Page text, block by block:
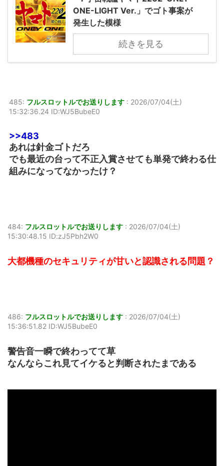
ONE-LIGHT Ver.」でゴト事案が
発生した模様
続きを見る
485: フルスロットルでお送りします : 2026/07/04(土)
15:32:36.24 ID:WJ5BubeE0
>>483
あれは針金ゴトだろ
でも最近の台って不正入賞させても単発で終わる仕
組みになってなかったけ？
484: フルスロットルでお送りします : 2026/07/04(土)
15:30:48.15 ID:zJ5Pbh2W0
大都機種のセキュリティが甘いと認識される問題？
486: フルスロットルでお送りします : 2026/07/04(土)
15:36:51.82 ID:WJ5BubeE0
警告音一瞬で終わってて草
なんならこれ見てイケると判断されたまである